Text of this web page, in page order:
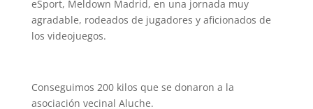
eSport, Meldown Madrid, en una jornada muy
agradable, rodeados de jugadores y aficionados de
los videojuegos.
Conseguimos 200 kilos que se donaron a la
asociación vecinal Aluche.